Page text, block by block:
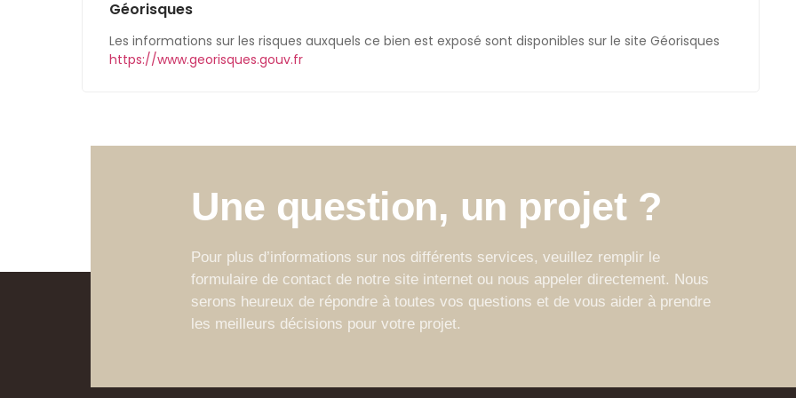
Géorisques
Les informations sur les risques auxquels ce bien est exposé sont disponibles sur le site Géorisques
https://www.georisques.gouv.fr
Une question, un projet ?
Pour plus d’informations sur nos différents services, veuillez remplir le
formulaire de contact de notre site internet ou nous appeler directement. Nous
serons heureux de répondre à toutes vos questions et de vous aider à prendre
les meilleurs décisions pour votre projet.